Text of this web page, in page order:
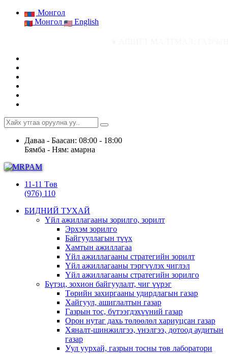
Монгол
Монгол
English
Даваа - Баасан: 08:00 - 18:00
Бямба - Ням: амарна
11-11 Төв
(976) 110
БИДНИЙ ТУХАЙ
Үйл ажиллагааны зорилго, зорилт
Эрхэм зорилго
Байгууллагын түүх
Хамтын ажиллагаа
Үйл ажиллагааны стратегийн зорилт
Үйл ажиллагааны тэргүүлэх чиглэл
Үйл ажиллагааны стратегийн зорилго
Бүтэц, зохион байгуулалт, чиг үүрэг
Төрийн захиргааны удирдлагын газар
Хайгуул, ашиглалтын газар
Газрын тос, бүтээгдэхүүний газар
Орон нутаг дахь төлөөлөл хариуцсан газар
Хяналт-шинжилгээ, үнэлгээ, дотоод аудитын
газар
Уул уурхай, газрын тосны төв лаборатори